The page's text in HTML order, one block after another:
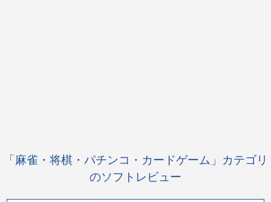
「麻雀・将棋・パチンコ・カードゲーム」カテゴリ
のソフトレビュー